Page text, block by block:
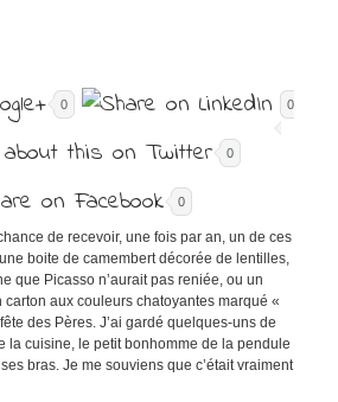
0 0
0
0
de recevoir, une fois par an, un de ces
boite de camembert décorée de lentilles,
que Picasso n’aurait pas reniée, ou un
aux couleurs chatoyantes marqué «
des Pères. J’ai gardé quelques-uns de
la cuisine, le petit bonhomme de la pendule
bras. Je me souviens que c’était vraiment